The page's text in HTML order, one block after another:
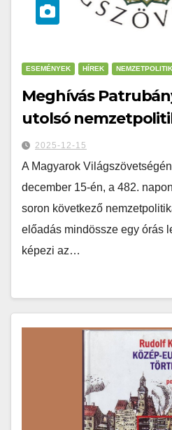
ESEMÉNYEK HÍREK
Meghívás
utolsó
2025-12-15
A Magyarok
december 15-én, a 482.
soron következő
előadás mindössze egy órás
képezi az…